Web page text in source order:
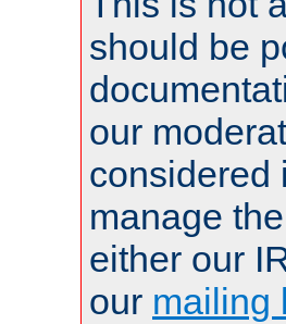
should be
our
considered
manage
either our
our mailing